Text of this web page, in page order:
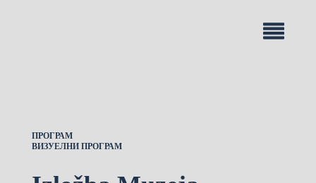
ПРОГРАМ
ВИЗУЕЛНИ ПРОГРАМ